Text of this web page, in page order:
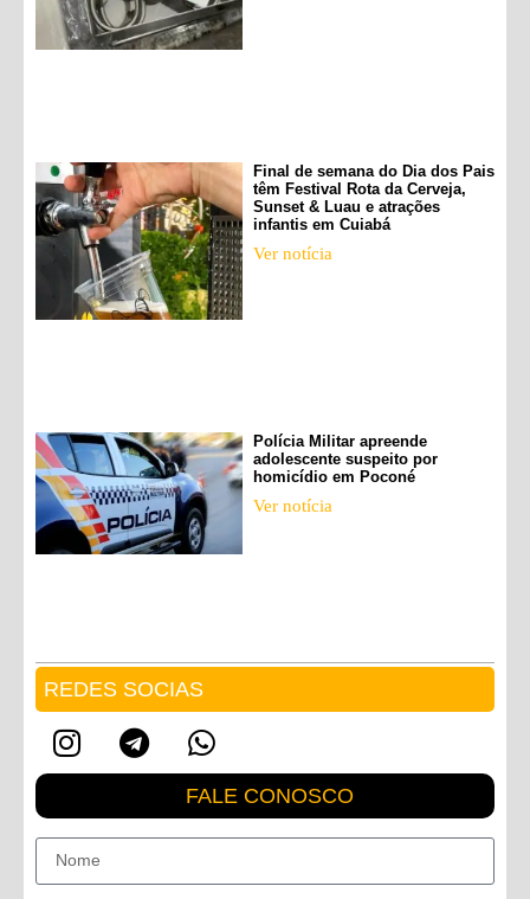
Final de semana do Dia dos Pais
têm Festival Rota da Cerveja,
Sunset & Luau e atrações
infantis em Cuiabá
Ver notícia
Polícia Militar apreende
adolescente suspeito por
homicídio em Poconé
Ver notícia
REDES SOCIAS
FALE CONOSCO